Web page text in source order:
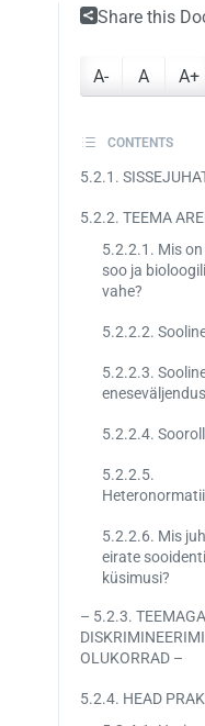
Share this
A- A A+
CONTENTS
5.2.1.
5.2.2. TEEMA
5.2.2.1. Mis
soo ja
vahe?
5.2.2.2.
5.2.2.3.
eneseväljendus
5.2.2.4.
5.2.2.5.
5.2.2.6. Mis
eirate
küsimusi?
– 5.2.3.
OLUKORRAD –
5.2.4. HEAD